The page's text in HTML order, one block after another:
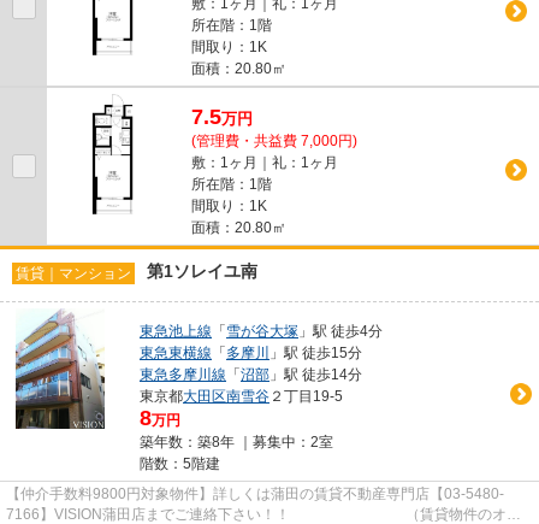
敷：1ヶ月｜礼：1ヶ月
所在階：1階
間取り：1K
面積：20.80㎡
7.5万円
(管理費・共益費 7,000円)
敷：1ヶ月｜礼：1ヶ月
所在階：1階
間取り：1K
面積：20.80㎡
賃貸｜マンション 第1ソレイユ南
東急池上線 「雪が谷大塚 」駅 徒歩4分
東急東横線 「多摩川
」駅 徒歩15分
東急多摩川線 「沼部 」駅 徒歩14分
東京都大田区南雪谷 ２丁目19-5
8万円
築年数：築8年 ｜募集中： 2室
階数：5階建
【仲介手数料9800円対象物件】詳しくは蒲田の賃貸不動産専門店【03-5480-
7166】VISION蒲田店までご連絡下さい！！ （賃貸物件のオス